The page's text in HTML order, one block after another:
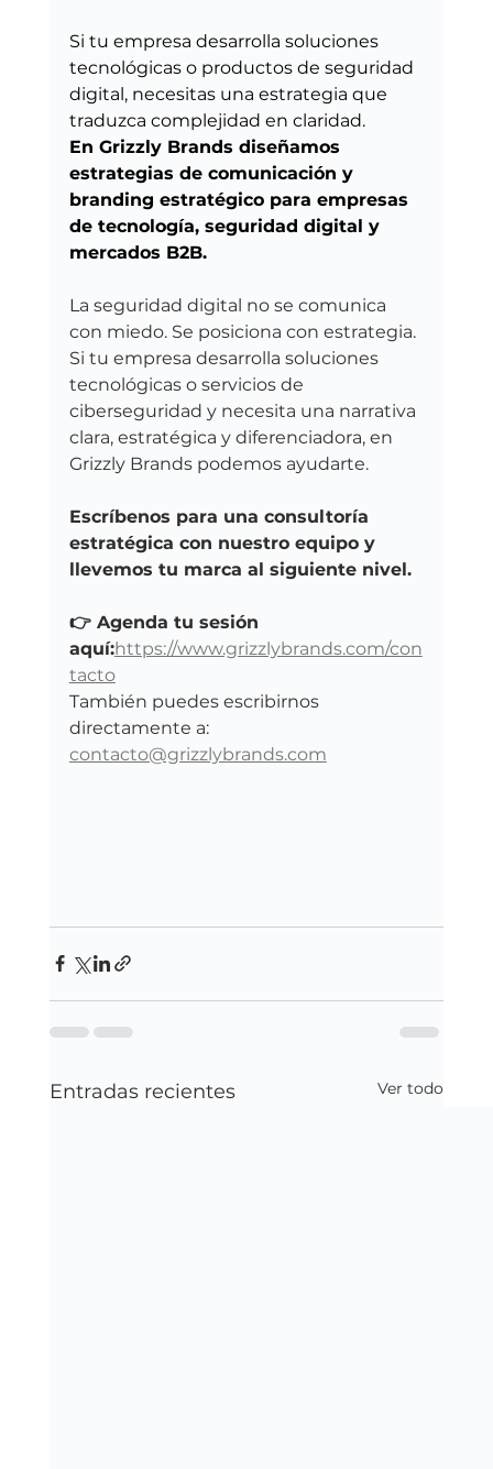
Si tu empresa desarrolla soluciones
tecnológicas o productos de seguridad
digital, necesitas una estrategia que
traduzca complejidad en claridad.
En Grizzly Brands diseñamos
estrategias de comunicación y
branding estratégico para empresas
de tecnología, seguridad digital y
mercados B2B.
La seguridad digital no se comunica
con miedo. Se posiciona con estrategia.
Si tu empresa desarrolla soluciones
tecnológicas o servicios de
ciberseguridad y necesita una narrativa
clara, estratégica y diferenciadora, en
Grizzly Brands podemos ayudarte.
Escríbenos para una consultoría
estratégica con nuestro equipo y
llevemos tu marca al siguiente nivel.
👉 Agenda tu sesión
aquí:https://www.grizzlybrands.com/con
tacto
También puedes escribirnos
directamente a:
contacto@grizzlybrands.com
Entradas recientes Ver todo